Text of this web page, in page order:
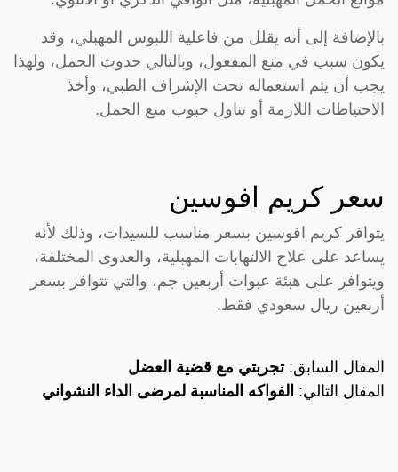
بالإضافة إلى أنه يقلل من فاعلية اللبوس المهبلي، وقد
يكون سبب في منع المفعول، وبالتالي حدوث الحمل، ولهذا
يجب أن يتم استعماله تحت الإشراف الطبي، وأخذ
الاحتياطات اللازمة أو تناول حبوب منع الحمل.
سعر كريم افوسين
يتوافر كريم افوسين بسعر مناسب للسيدات، وذلك لأنه
يساعد على علاج الالتهابات المهبلية، والعدوى المختلفة،
ويتوافر على هبئة عبوات أربعين جم، والتي تتوافر بسعر
أربعين ريال سعودي فقط.
المقال السابق:تجربتي مع قضية العضل
المقال التالي: الفواكه المناسبة لمرضى الداء النشواني